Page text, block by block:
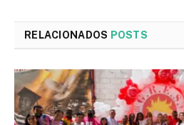
RELACIONADOS POSTS